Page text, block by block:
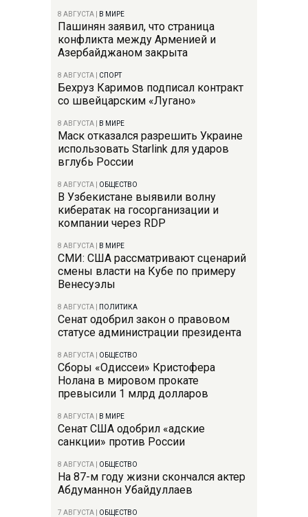
8 АВГУСТА В МИРЕ
Пашинян заявил, что страница
конфликта между Арменией и
Азербайджаном закрыта
8 АВГУСТА СПОРТ
Бехруз Каримов подписал контракт
со швейцарским «Лугано»
8 АВГУСТА В МИРЕ
Маск отказался разрешить Украине
использовать Starlink для ударов
вглубь России
8 АВГУСТА ОБЩЕСТВО
В Узбекистане выявили волну
кибератак на госорганизации и
компании через RDP
8 АВГУСТА В МИРЕ
СМИ: США рассматривают сценарий
смены власти на Кубе по примеру
Венесуэлы
8 АВГУСТА ПОЛИТИКА
Сенат одобрил закон о правовом
статусе администрации президента
8 АВГУСТА ОБЩЕСТВО
Сборы «Одиссеи» Кристофера
Нолана в мировом прокате
превысили 1 млрд долларов
8 АВГУСТА В МИРЕ
Сенат США одобрил «адские
санкции» против России
8 АВГУСТА ОБЩЕСТВО
На 87-м году жизни скончался актер
Абдуманнон Убайдуллаев
7 АВГУСТА ОБЩЕСТВО